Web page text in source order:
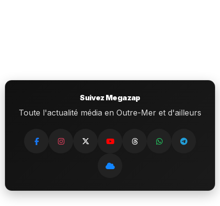
Suivez Megazap
Toute l'actualité média en Outre-Mer et d'ailleurs